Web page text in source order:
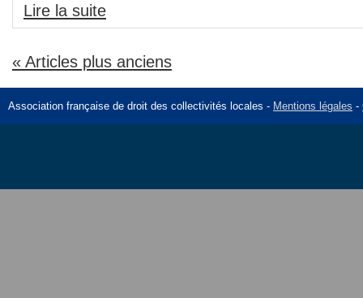
Lire la suite
« Articles plus anciens
Association française de droit des collectivités locales - Mentions légales -